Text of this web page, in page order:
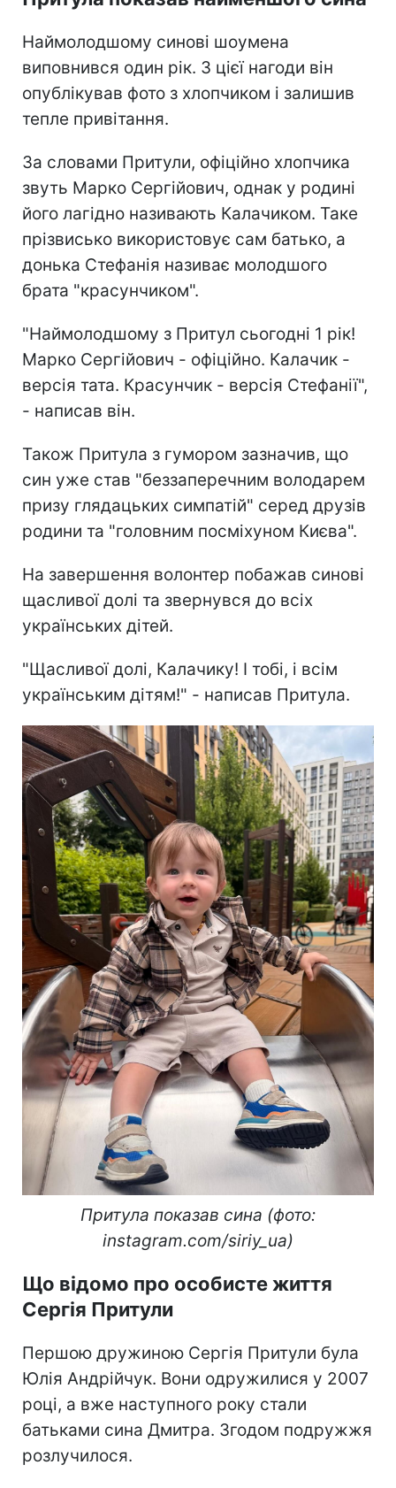
Наймолодшому синові шоумена
виповнився один рік. З цієї нагоди він
опублікував фото з хлопчиком і залишив
тепле привітання.
За словами Притули, офіційно хлопчика
звуть Марко Сергійович, однак у родині
його лагідно називають Калачиком. Таке
прізвисько використовує сам батько, а
донька Стефанія називає молодшого
брата "красунчиком".
"Наймолодшому з Притул сьогодні 1 рік!
Марко Сергійович - офіційно. Калачик -
версія тата. Красунчик - версія Стефанії",
- написав він.
Також Притула з гумором зазначив, що
син уже став "беззаперечним володарем
призу глядацьких симпатій" серед друзів
родини та "головним посміхуном Києва".
На завершення волонтер побажав синові
щасливої долі та звернувся до всіх
українських дітей.
"Щасливої долі, Калачику! І тобі, і всім
українським дітям!" - написав Притула.
Притула показав сина (фото:
instagram.com/siriy_ua)
Що відомо про особисте життя
Сергія Притули
Першою дружиною Сергія Притули була
Юлія Андрійчук. Вони одружилися у 2007
році, а вже наступного року стали
батьками сина Дмитра. Згодом подружжя
розлучилося.